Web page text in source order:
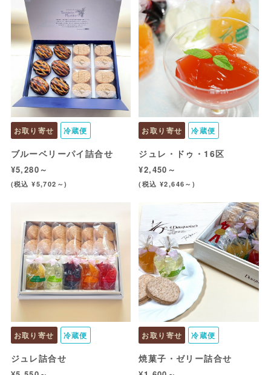
お取り寄せ 冷蔵便
ブルーベリーパイ詰合せ
¥5,280～
(税込 ¥5,702～)
お取り寄せ 冷蔵便
ジュレ・ドゥ・16区
¥2,450～
(税込 ¥2,646～)
お取り寄せ 冷蔵便
ジュレ詰合せ
お取り寄せ 冷蔵便
焼菓子・ゼリー詰合せ